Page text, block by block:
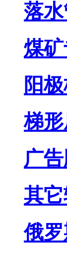
落
煤
阳
梯
广
其
俄